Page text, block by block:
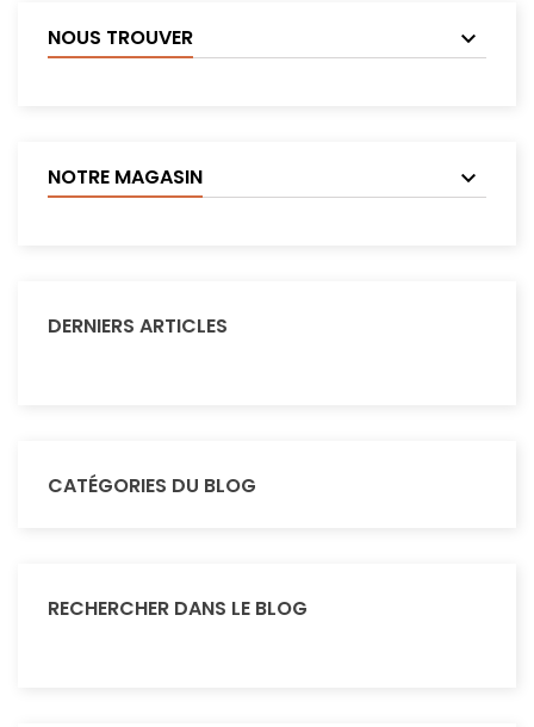
NOUS TROUVER
NOTRE MAGASIN
DERNIERS ARTICLES
CATÉGORIES DU BLOG
RECHERCHER DANS LE BLOG